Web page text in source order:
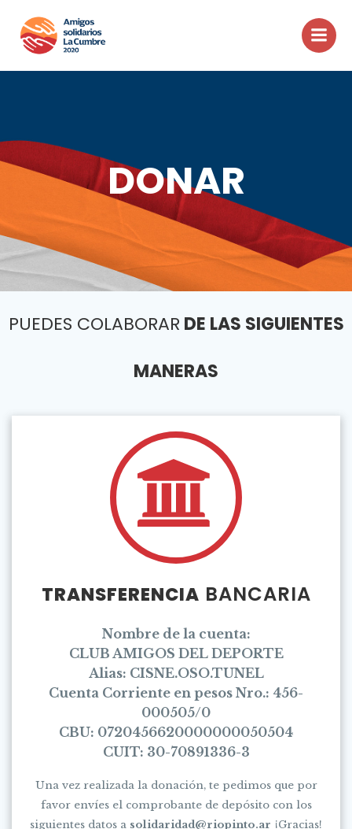
DONAR
PUEDES COLABORAR DE LAS SIGUIENTES
MANERAS
TRANSFERENCIA BANCARIA
Nombre de la cuenta:
CLUB AMIGOS DEL DEPORTE
Alias: CISNE.OSO.TUNEL
Cuenta Corriente en pesos Nro.: 456-
000505/0
CBU: 0720456620000000050504
CUIT: 30-70891336-3
Una vez realizada la donación, te pedimos que por
favor envíes el comprobante de depósito con los
siguientes datos a solidaridad@riopinto.ar ¡Gracias!